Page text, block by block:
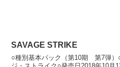
SAVAGE STRIKE
○種別基本パック（第10期 第7弾）